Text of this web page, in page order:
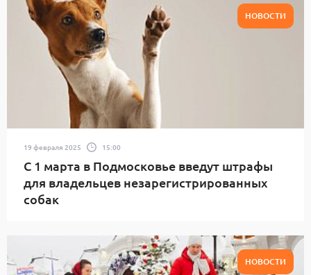
НОВОСТИ
19 февраля 2025 15:00
С 1 марта в Подмосковье введут штрафы
для владельцев незарегистрированных
собак
НОВОСТИ